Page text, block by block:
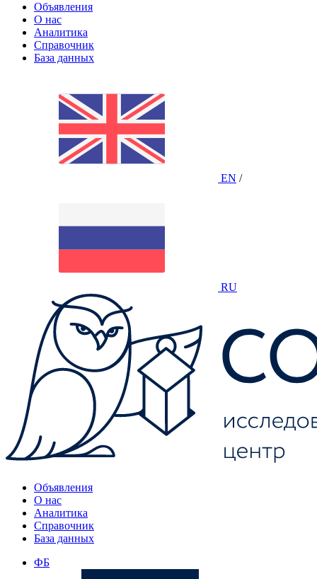
Объявления
О нас
Аналитика
Справочник
База данных
EN /
RU
Объявления
О нас
Аналитика
Справочник
База данных
ФБ